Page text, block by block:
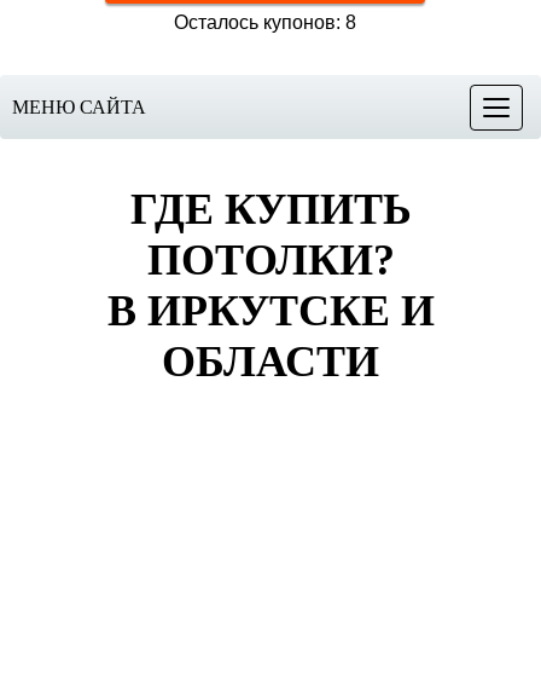
Осталось купонов: 8
Меню
МЕНЮ САЙТА
ГДЕ КУПИТЬ
ПОТОЛКИ?
В ИРКУТСКЕ И
ОБЛАСТИ